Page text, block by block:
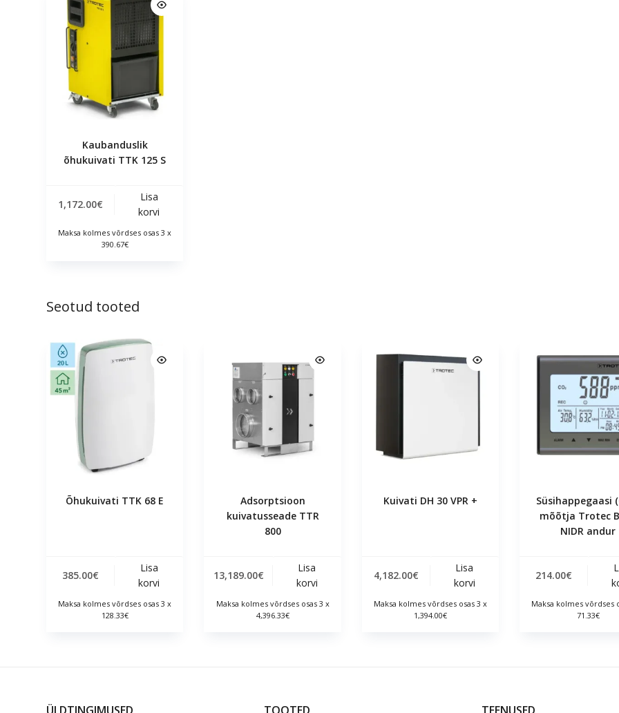
Kaubanduslik
õhukuivati TTK 125 S
1,172.00€
Lisa
korvi
Maksa kolmes võrdses osas 3 x
390.67€
Seotud tooted
Õhukuivati TTK 68 E
385.00€
Lisa
korvi
Maksa kolmes võrdses osas 3 x
128.33€
Adsorptsioon
kuivatusseade TTR
800
13,189.00€
Lisa
korvi
Maksa kolmes võrdses osas 3 x
4,396.33€
Kuivati ​​DH 30 VPR +
4,182.00€
Lisa
korvi
Maksa kolmes võrdses osas 3 x
1,394.00€
Süsihappegaasi
mõõtja Trotec
NIDR andur
214.00€
Maksa kolmes võrdses
71.33€